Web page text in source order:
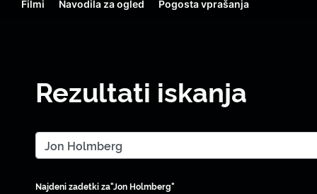
Filmi Navodila za ogled Pogosta vprašanja
Rezultati iskanja
Najdeni zadetki za"Jon Holmberg"